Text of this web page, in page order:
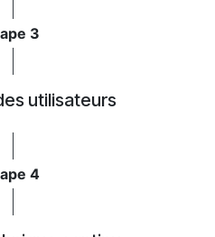
3
utilisateurs
4